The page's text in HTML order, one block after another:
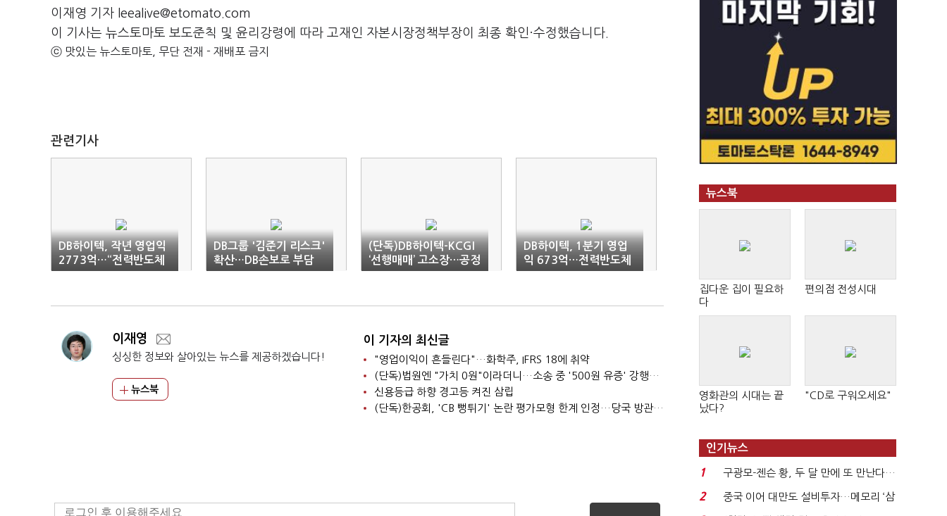
이재영 기자 leealive@etomato.com
이 기사는 뉴스토마토 보도준칙 및 윤리강령에 따라 고재인 자본시장정책부장이 최종 확인·수정했습니다.
ⓒ 맛있는 뉴스토마토, 무단 전재 - 재배포 금지
관련기사
DB하이텍, 작년 영업익
2773억…“전력반도체
수요 긍정적”
DB그룹 '김준기 리스크'
확산…DB손보로 부담
전가
(단독)DB하이텍-KCGI
‘선행매매’ 고소장…공정
위 고발 김준기 회장 위
DB하이텍, 1분기 영업
익 673억…전력반도체
실적 견인
이재영
싱싱한 정보와 살아있는 뉴스를 제공하겠습니다!
뉴스북
이 기자의 최신글
"영업이익이 흔들린다"…화학주, IFRS 18에 취약
(단독)법원엔 "가치 0원"이라더니…소송 중 '500원 유증' 강행한 라인게임즈
신용등급 하향 경고등 켜진 삼립
(단독)한공회, 'CB 뻥튀기' 논란 평가모형 한계 인정…당국 방관 속 장부 왜곡 수두룩
뉴스북
집다운 집이 필요하
다
편의점 전성시대
영화관의 시대는 끝
났다?
"CD로 구워오세요"
인기뉴스
1
구광모-젠슨 황, 두 달 만에 또 만난다…
로봇·AI 등 논...
2
중국 이어 대만도 설비투자…메모리 ‘삼